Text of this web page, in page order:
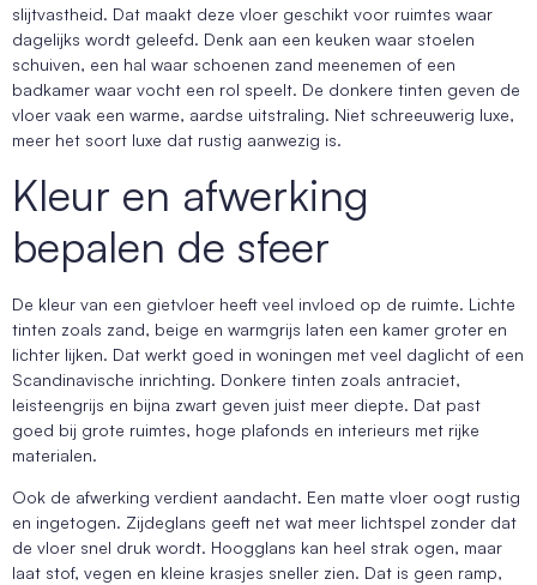
slijtvastheid. Dat maakt deze vloer geschikt voor ruimtes waar
dagelijks wordt geleefd. Denk aan een keuken waar stoelen
schuiven, een hal waar schoenen zand meenemen of een
badkamer waar vocht een rol speelt. De donkere tinten geven de
vloer vaak een warme, aardse uitstraling. Niet schreeuwerig luxe,
meer het soort luxe dat rustig aanwezig is.
Kleur en afwerking
bepalen de sfeer
De kleur van een gietvloer heeft veel invloed op de ruimte. Lichte
tinten zoals zand, beige en warmgrijs laten een kamer groter en
lichter lijken. Dat werkt goed in woningen met veel daglicht of een
Scandinavische inrichting. Donkere tinten zoals antraciet,
leisteengrijs en bijna zwart geven juist meer diepte. Dat past
goed bij grote ruimtes, hoge plafonds en interieurs met rijke
materialen.
Ook de afwerking verdient aandacht. Een matte vloer oogt rustig
en ingetogen. Zijdeglans geeft net wat meer lichtspel zonder dat
de vloer snel druk wordt. Hoogglans kan heel strak ogen, maar
laat stof, vegen en kleine krasjes sneller zien. Dat is geen ramp,